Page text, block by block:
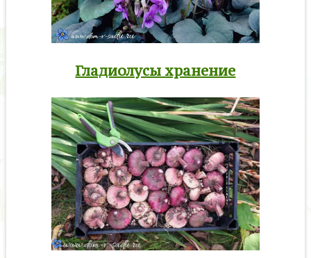
Гладиолусы хранение